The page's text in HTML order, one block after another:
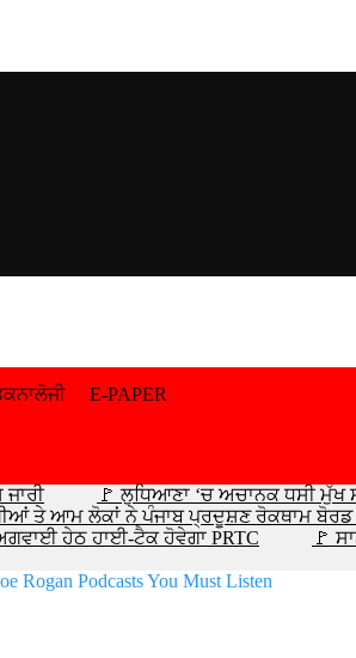
E-PAPER
🚩 ਲੁਧਿਆਣਾ ‘ਚ ਅਚਾਨਕ ਧਸੀ
ਤੇ ਆਮ ਲੋਕਾਂ ਨੇ ਪੰਜਾਬ ਪ੍ਰਦੂਸ਼ਣ ਰੋਕਥਾਮ
ਹੇਠ ਹਾਈ-ਟੈਕ ਹੋਵੇਗਾ PRTC
🚩